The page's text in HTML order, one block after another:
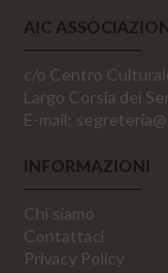
AIC
c/o Centro
Largo Corsia dei
E-mail:
INFORMAZIONI
Chi siamo
Contattaci
Privacy Policy